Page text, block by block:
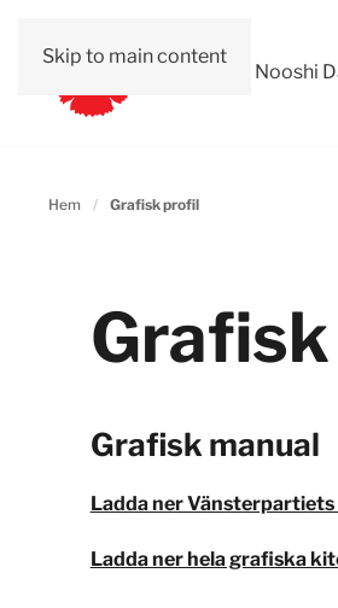
Skip to main content
Om Nooshi
Hem Grafisk profil
Grafisk manual
Ladda ner
Ladda ner hela grafiska